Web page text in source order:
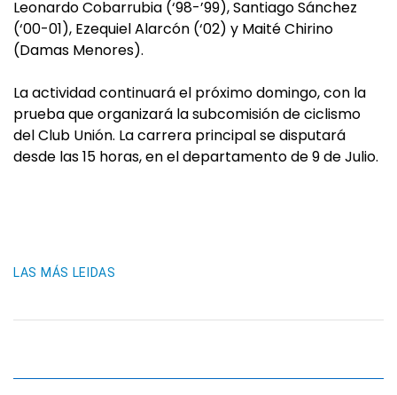
Leonardo Cobarrubia (‘98-’99), Santiago Sánchez
(‘00-01), Ezequiel Alarcón (‘02) y Maité Chirino
(Damas Menores).
La actividad continuará el próximo domingo, con la
prueba que organizará la subcomisión de ciclismo
del Club Unión. La carrera principal se disputará
desde las 15 horas, en el departamento de 9 de Julio.
LAS MÁS LEIDAS